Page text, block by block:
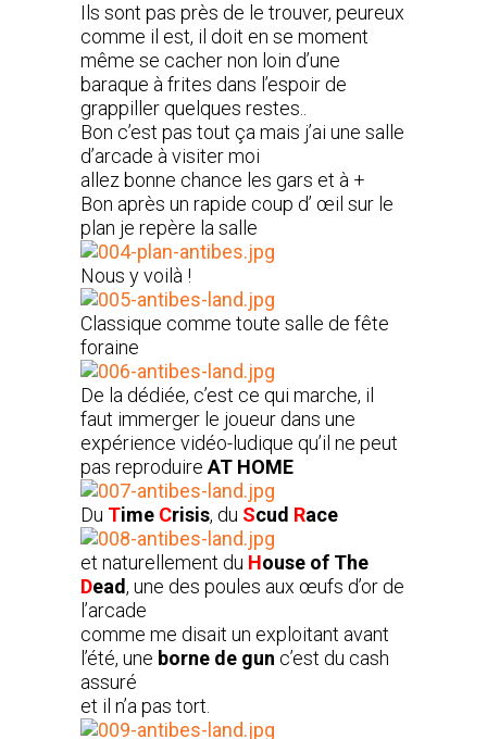
Ils sont pas près de le trouver, peureux
comme il est, il doit en se moment
même se cacher non loin d’une
baraque à frites dans l’espoir de
grappiller quelques restes..
Bon c’est pas tout ça mais j’ai une salle
d’arcade à visiter moi
allez bonne chance les gars et à +
Bon après un rapide coup d’ œil sur le
plan je repère la salle
Nous y voilà !
Classique comme toute salle de fête
foraine
De la dédiée, c’est ce qui marche, il
faut immerger le joueur dans une
expérience vidéo-ludique qu’il ne peut
pas reproduire AT HOME
Du Time Crisis, du Scud Race
et naturellement du House of The
Dead, une des poules aux œufs d’or de
l’arcade
comme me disait un exploitant avant
l’été, une borne de gun c’est du cash
assuré
et il n’a pas tort.